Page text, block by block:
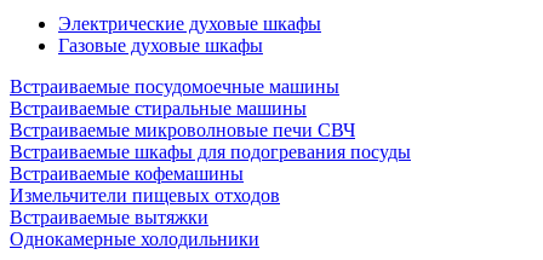
Электрические духовые шкафы
Газовые духовые шкафы
Встраиваемые посудомоечные машины
Встраиваемые стиральные машины
Встраиваемые микроволновые печи СВЧ
Встраиваемые шкафы для подогревания посуды
Встраиваемые кофемашины
Измельчители пищевых отходов
Встраиваемые вытяжки
Однокамерные холодильники